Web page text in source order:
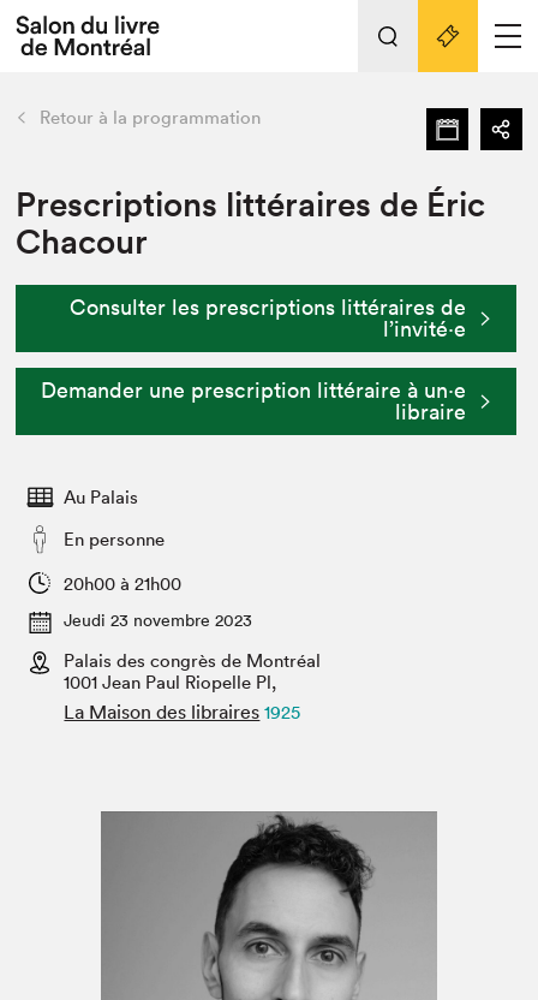
Espace exposant⋅e⋅s
Espace enseignant·e·s
Espace médias
L'événement
Préparer sa visite au Salon
Actualités
SLM PRO
retour Nos activités
Préparer sa visite
Salon au Palais
Salon dans la ville et en ligne
Projets partenaires
Liens pratiques
Retour à la programmation
Prescriptions littéraires de Éric
Chacour
Consulter les prescriptions littéraires de
l’invité⋅e
Demander une prescription littéraire à un⋅e
libraire
Au Palais
En personne
20h00 à 21h00
Jeudi 23 novembre 2023
Palais des congrès de Montréal
1001 Jean Paul Riopelle Pl,
La Maison des libraires 1925